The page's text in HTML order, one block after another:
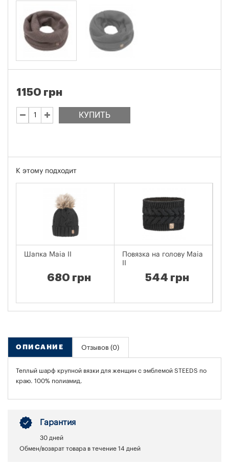
КУПИТЬ
1150 грн
К этому подходит
Шапка Maia II
680 грн
Повязка на голову Maia
544 грн
ОПИСАНИЕ Отзывов (0)
Теплый шарф крупной вязки для женщин с эмблемой STEEDS по
краю. 100% полиамид.
Гарантия
30 дней
Обмен/возврат товара в течение 14 дней